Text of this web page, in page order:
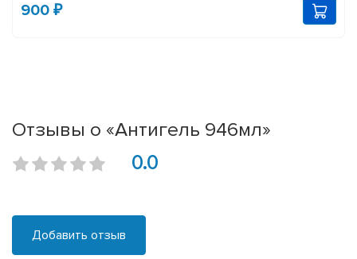
900 ₽
Отзывы о «Антигель 946мл»
0.0
Добавить отзыв